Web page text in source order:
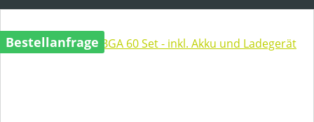
Bestellanfrage